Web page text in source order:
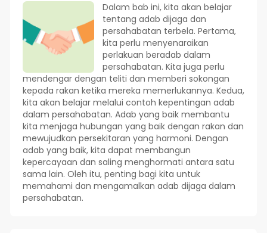
Dalam bab ini, kita akan belajar
tentang adab dijaga dan
persahabatan terbela. Pertama,
kita perlu menyenaraikan
perlakuan beradab dalam
persahabatan. Kita juga perlu
mendengar dengan teliti dan memberi sokongan
kepada rakan ketika mereka memerlukannya. Kedua,
kita akan belajar melalui contoh kepentingan adab
dalam persahabatan. Adab yang baik membantu
kita menjaga hubungan yang baik dengan rakan dan
mewujudkan persekitaran yang harmoni. Dengan
adab yang baik, kita dapat membangun
kepercayaan dan saling menghormati antara satu
sama lain. Oleh itu, penting bagi kita untuk
memahami dan mengamalkan adab dijaga dalam
persahabatan.